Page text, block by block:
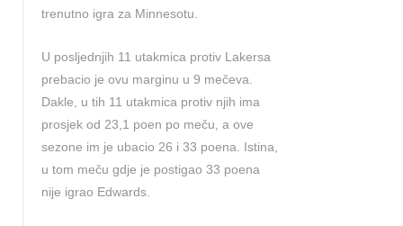
trenutno igra za Minnesotu.
U posljednjih 11 utakmica protiv Lakersa
prebacio je ovu marginu u 9 mečeva.
Dakle, u tih 11 utakmica protiv njih ima
prosjek od 23,1 poen po meču, a ove
sezone im je ubacio 26 i 33 poena. Istina,
u tom meču gdje je postigao 33 poena
nije igrao Edwards.